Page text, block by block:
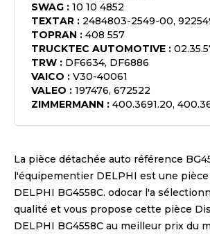
SWAG : 10 10 4852
TEXTAR : 2484803-2549-00,
TOPRAN : 408 557
TRUCKTEC AUTOMOTIVE :
TRW : DF6634, DF6886
VAICO : V30-40061
VALEO : 197476, 672522
ZIMMERMANN : 400.3691.20,
La pièce détachée auto référence
l'équipementier DELPHI est une pièce
DELPHI BG4558C. odocar l'a
qualité et vous propose cette pièce
DELPHI BG4558C au meilleur prix du